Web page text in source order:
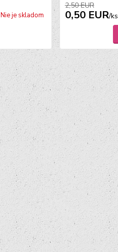
Nie je skladom
2,50 EUR
0,50 EUR/ks